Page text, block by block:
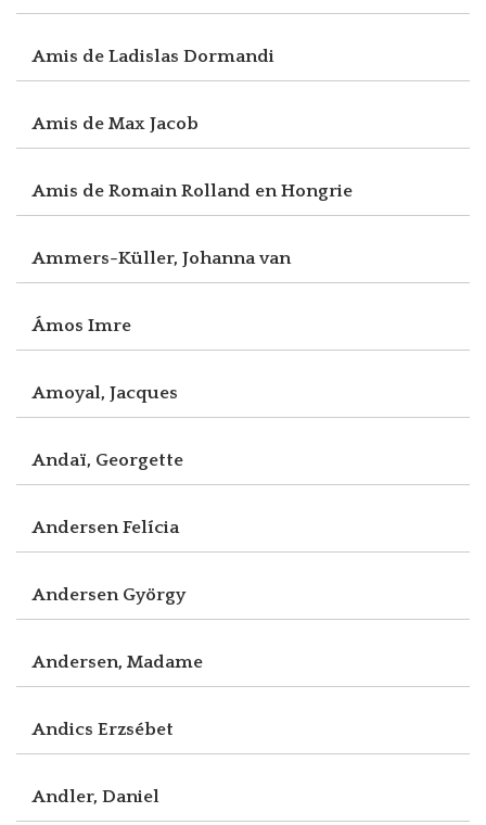
Amis de Ladislas Dormandi
Amis de Max Jacob
Amis de Romain Rolland en Hongrie
Ammers-Küller, Johanna van
Ámos Imre
Amoyal, Jacques
Andaï, Georgette
Andersen Felícia
Andersen György
Andersen, Madame
Andics Erzsébet
Andler, Daniel